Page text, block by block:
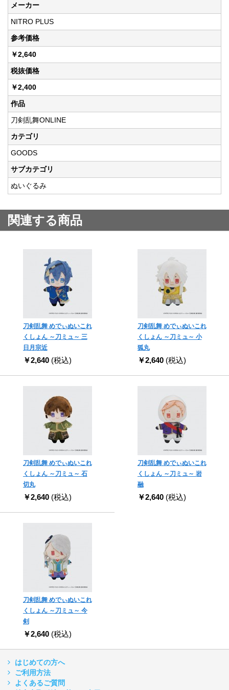
メーカー
NITRO PLUS
参考価格
￥2,640
税抜価格
￥2,400
作品
刀剣乱舞ONLINE
カテゴリ
GOODS
サブカテゴリ
ぬいぐるみ
関連する商品
刀剣乱舞 めでぃぬいこれ
くしょん ～刀ミュ～ 三
日月宗近
￥2,640 (税込)
刀剣乱舞 めでぃぬいこれ
くしょん ～刀ミュ～ 小
狐丸
￥2,640 (税込)
刀剣乱舞 めでぃぬいこれ
くしょん ～刀ミュ～ 石
切丸
￥2,640 (税込)
刀剣乱舞 めでぃぬいこれ
くしょん ～刀ミュ～ 岩
融
￥2,640 (税込)
刀剣乱舞 めでぃぬいこれ
くしょん ～刀ミュ～ 今
剣
￥2,640 (税込)
はじめての方へ
ご利用方法
よくあるご質問